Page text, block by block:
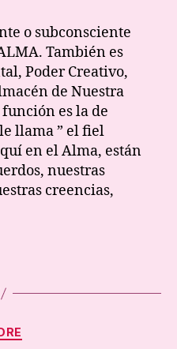
o subconsciente
También es
Poder Creativo,
de Nuestra
es la de
le llama ” el fiel
en el Alma, están
nuestras
creencias,
Categories